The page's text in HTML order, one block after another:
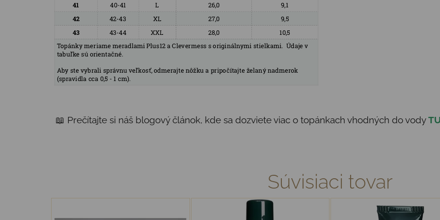
📖 Prečítajte si náš blogový článok, kde sa dozviete viac o topánkach vhodných do vody
Súvisiaci tovar